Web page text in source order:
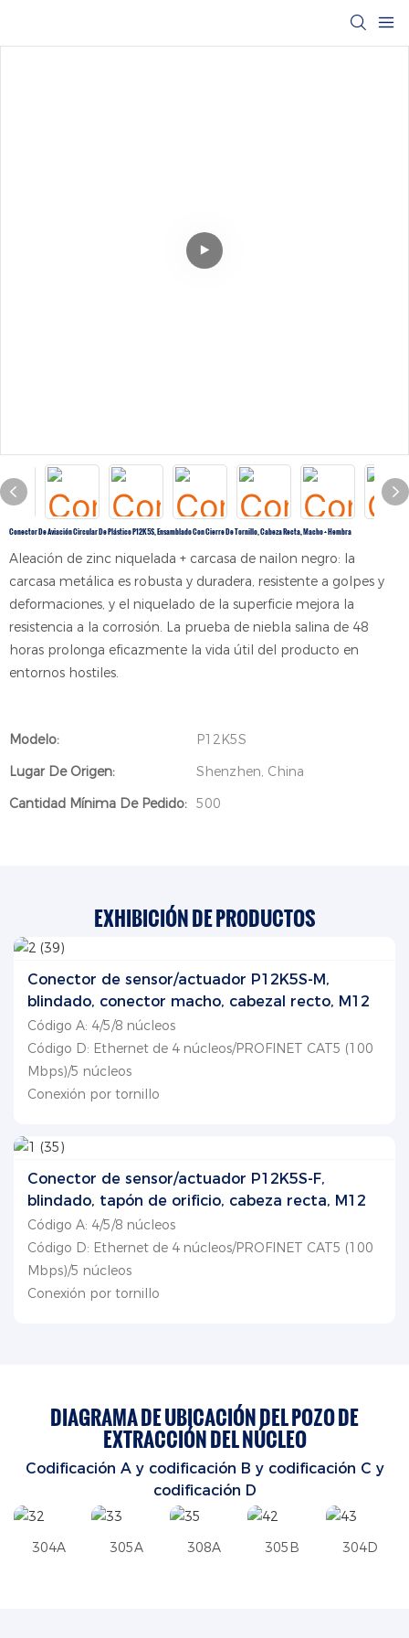
Conector De Aviación Circular De Plástico P12K5S, Ensamblado Con Cierre De Tornillo, Cabeza Recta, Macho + Hembra
Aleación de zinc niquelada + carcasa de nailon negro: la
carcasa metálica es robusta y duradera, resistente a golpes y
deformaciones, y el niquelado de la superficie mejora la
resistencia a la corrosión. La prueba de niebla salina de 48
horas prolonga eficazmente la vida útil del producto en
entornos hostiles.
Modelo:
P12K5S
Lugar De Origen:
Shenzhen, China
Cantidad Mínima De Pedido: 500
EXHIBICIÓN DE PRODUCTOS
Conector de sensor/actuador P12K5S-M,
blindado, conector macho, cabezal recto, M12
Código A: 4/5/8 núcleos
Código D: Ethernet de 4 núcleos/PROFINET CAT5 (100
Mbps)/5 núcleos
Conexión por tornillo
Conector de sensor/actuador P12K5S-F,
blindado, tapón de orificio, cabeza recta, M12
Código A: 4/5/8 núcleos
Código D: Ethernet de 4 núcleos/PROFINET CAT5 (100
Mbps)/5 núcleos
Conexión por tornillo
DIAGRAMA DE UBICACIÓN DEL POZO DE
EXTRACCIÓN DEL NÚCLEO
Codificación A y codificación B y codificación C y
codificación D
304A 305A 308A 305B 304D